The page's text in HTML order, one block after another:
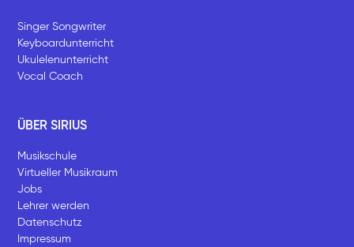
Singer Songwriter
Keyboardunterricht
Ukulelenunterricht
Vocal Coach
ÜBER SIRIUS
Musikschule
Virtueller Musikraum
Jobs
Lehrer werden
Datenschutz
Impressum